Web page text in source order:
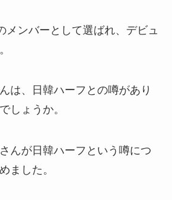
メンバーとして選ばれ、デビュ
は、日韓ハーフとの噂があり
しょうか。
んが日韓ハーフという噂につ
ました。